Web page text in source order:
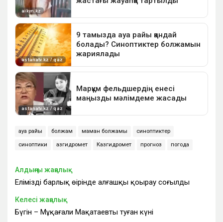
ауа райы болжам маман болжамы синоптиктер
синоптики Қазгидромет Казгидромет прогноз погода
Алдыңғы жаңалық
Еліміздің барлық өңірінде алғашқы қоңырау соғылды
Келесі жаңалық
Бүгін – Мұқағали Мақатаевтың туған күні